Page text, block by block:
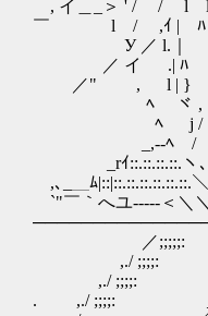
, イ＿_＞ ' / /
￣ l / ,ｲ | ﾊ | .
У ／ l.｜ ヾ
／ イ .| ﾊ {
／" , l | } λｲ
ﾍ ヾ , ハ |
ﾍ j / ヾ､ ﾄ
_,-‐ﾍ / ㌧ .|､
_rｲ::.::.::.::.
,､_＿ﾑ
`"￣｀へユ-‐‐--
／;;;;;: .,,广
,./
,./ ;;;;:
. ,./ ;;;;: _./